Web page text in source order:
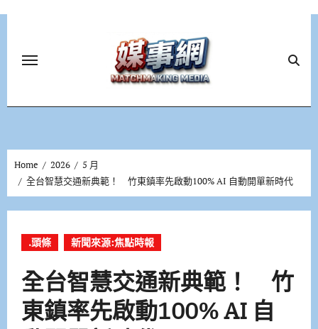
Home 2026
5 月
全台智慧交通新典範！ 竹東鎮率先啟動100% AI 自動開單新時代
.頭條 新聞來源:焦點時報
全台智慧交通新典範！ 竹
東鎮率先啟動100% AI 自